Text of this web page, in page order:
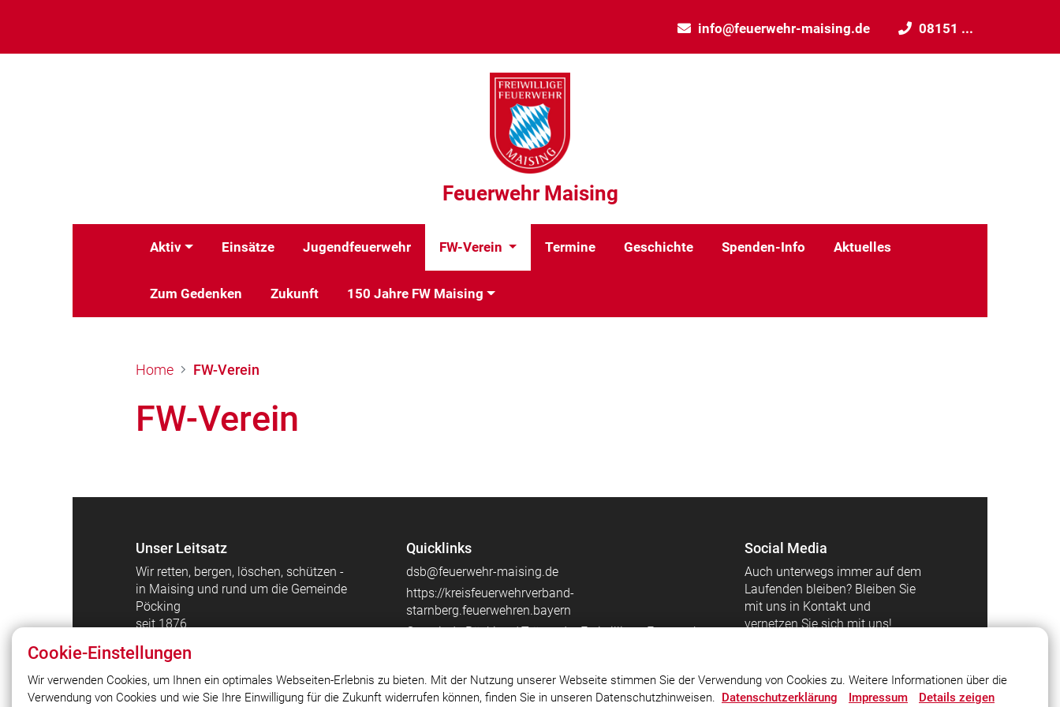
info@feuerwehr-maising.de 08151 ...
Feuerwehr Maising
Aktiv Einsätze Jugendfeuerwehr FW-Verein Termine Geschichte Spenden-Info Aktuelles
Zum Gedenken Zukunft 150 Jahre FW Maising
Home FW-Verein
FW-Verein
Unser Leitsatz
Wir retten, bergen, löschen, schützen -
in Maising und rund um die Gemeinde
Pöcking
seit 1876
Quicklinks
dsb@feuerwehr-maising.de
https://kreisfeuerwehrverband-
starnberg.feuerwehren.bayern
Gemeinde Pöcking / Träger der Freiwilligen Feuerwehr
Social Media
Auch unterwegs immer auf dem
Laufenden bleiben? Bleiben Sie
mit uns in Kontakt und
vernetzen Sie sich mit uns!
© 2026 Feuerwehr Maising Impressum|Datenschutz |Cookie-Einstellungen
Cookie-Einstellungen
Wir verwenden Cookies, um Ihnen ein optimales Webseiten-Erlebnis zu bieten. Mit der Nutzung unserer Webseite stimmen Sie der Verwendung von Cookies zu. Weitere Informationen über die
Verwendung von Cookies und wie Sie Ihre Einwilligung für die Zukunft widerrufen können, finden Sie in unseren Datenschutzhinweisen. Datenschutzerklärung Impressum Details zeigen